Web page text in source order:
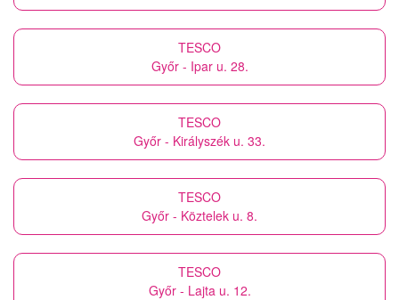
TESCO
Győr - Ipar u. 28.
TESCO
Győr - Királyszék u. 33.
TESCO
Győr - Köztelek u. 8.
TESCO
Győr - Lajta u. 12.